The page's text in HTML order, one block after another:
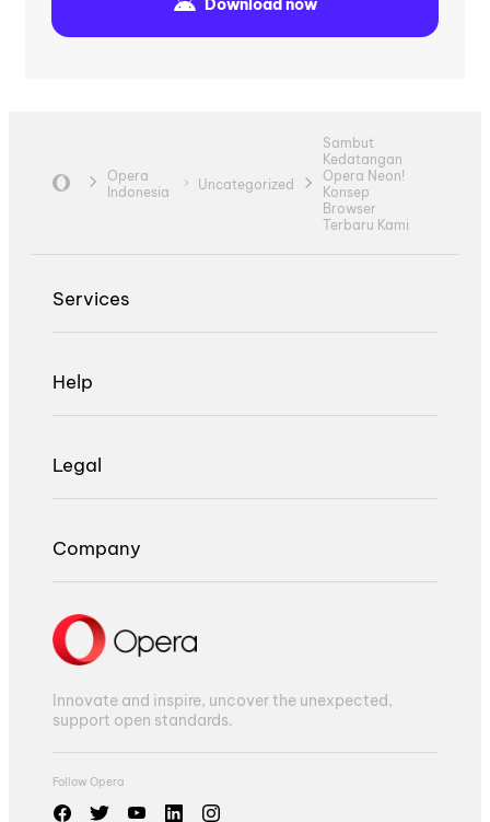
Download now
Opera
Indonesia
Uncategorized
Sambut
Kedatangan
Opera Neon!
Konsep
Browser
Terbaru Kami
Services
Help
Legal
Company
Innovate and inspire, uncover the unexpected,
support open standards.
Follow Opera